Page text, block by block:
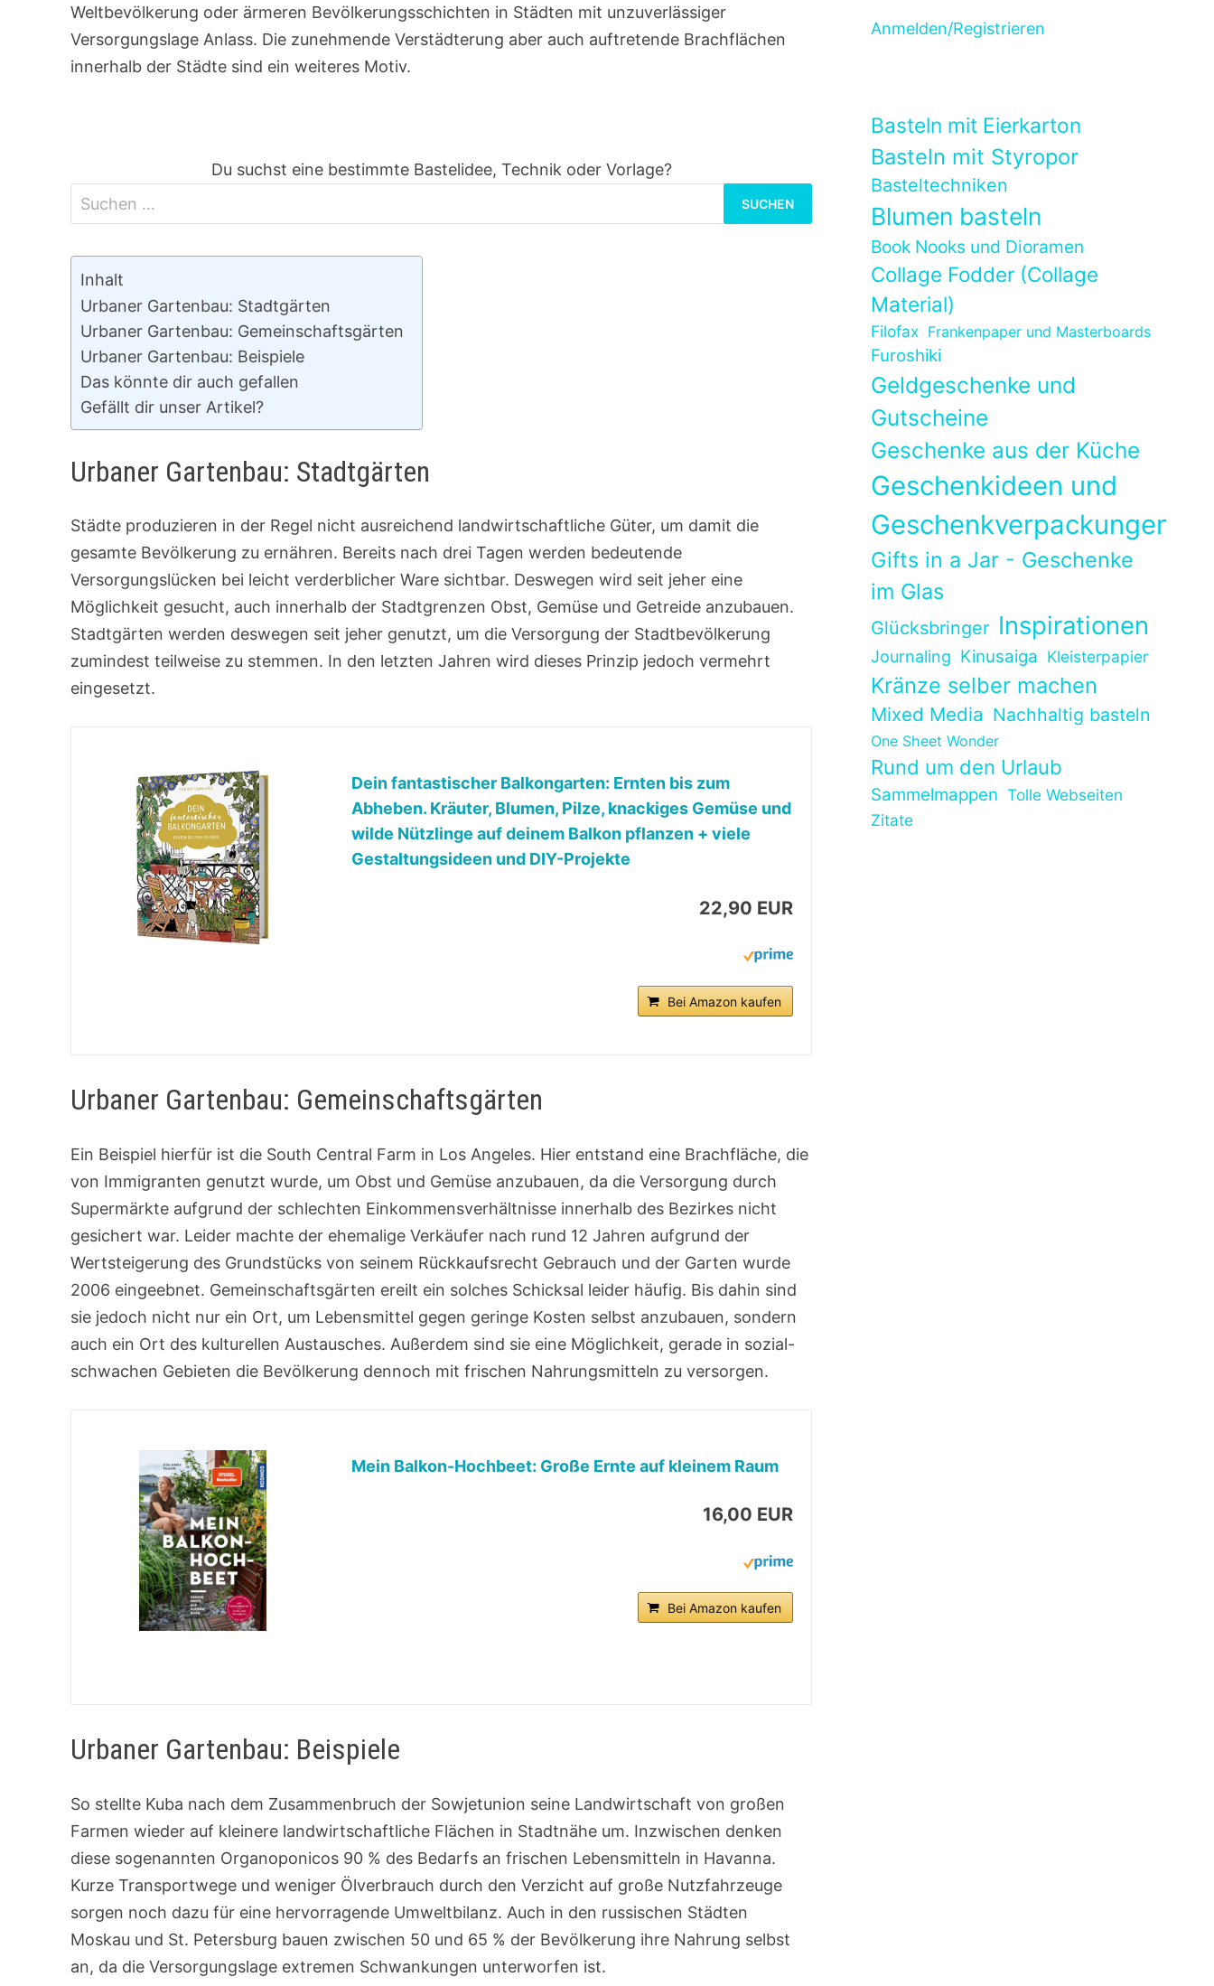
Weltbevölkerung oder ärmeren Bevölkerungsschichten in Städten mit unzuverlässiger
Versorgungslage Anlass. Die zunehmende Verstädterung aber auch auftretende Brachflächen
innerhalb der Städte sind ein weiteres Motiv.
Du suchst eine bestimmte Bastelidee, Technik oder Vorlage?
u
Inhalt
Urbaner Gartenbau: Stadtgärten
Urbaner Gartenbau: Gemeinschaftsgärten
Urbaner Gartenbau: Beispiele
Das könnte dir auch gefallen
Gefällt dir unser Artikel?
Urbaner Gartenbau: Stadtgärten
Städte produzieren in der Regel nicht ausreichend landwirtschaftliche Güter, um damit die
gesamte Bevölkerung zu ernähren. Bereits nach drei Tagen werden bedeutende
Versorgungslücken bei leicht verderblicher Ware sichtbar. Deswegen wird seit jeher eine
Möglichkeit gesucht, auch innerhalb der Stadtgrenzen Obst, Gemüse und Getreide anzubauen.
Stadtgärten werden deswegen seit jeher genutzt, um die Versorgung der Stadtbevölkerung
zumindest teilweise zu stemmen. In den letzten Jahren wird dieses Prinzip jedoch vermehrt
eingesetzt.
Dein fantastischer Balkongarten: Ernten bis zum
Abheben. Kräuter, Blumen, Pilze, knackiges Gemüse und
wilde Nützlinge auf deinem Balkon pflanzen + viele
Gestaltungsideen und DIY-Projekte
22,90 EUR
Bei Amazon kaufen
Urbaner Gartenbau: Gemeinschaftsgärten
Ein Beispiel hierfür ist die South Central Farm in Los Angeles. Hier entstand eine Brachfläche, die
von Immigranten genutzt wurde, um Obst und Gemüse anzubauen, da die Versorgung durch
Supermärkte aufgrund der schlechten Einkommensverhältnisse innerhalb des Bezirkes nicht
gesichert war. Leider machte der ehemalige Verkäufer nach rund 12 Jahren aufgrund der
Wertsteigerung des Grundstücks von seinem Rückkaufsrecht Gebrauch und der Garten wurde
2006 eingeebnet. Gemeinschaftsgärten ereilt ein solches Schicksal leider häufig. Bis dahin sind
sie jedoch nicht nur ein Ort, um Lebensmittel gegen geringe Kosten selbst anzubauen, sondern
auch ein Ort des kulturellen Austausches. Außerdem sind sie eine Möglichkeit, gerade in sozial-
schwachen Gebieten die Bevölkerung dennoch mit frischen Nahrungsmitteln zu versorgen.
Mein Balkon-Hochbeet: Große Ernte auf kleinem Raum
16,00 EUR
Bei Amazon kaufen
Urbaner Gartenbau: Beispiele
So stellte Kuba nach dem Zusammenbruch der Sowjetunion seine Landwirtschaft von großen
Farmen wieder auf kleinere landwirtschaftliche Flächen in Stadtnähe um. Inzwischen denken
diese sogenannten Organoponicos 90 % des Bedarfs an frischen Lebensmitteln in Havanna.
Kurze Transportwege und weniger Ölverbrauch durch den Verzicht auf große Nutzfahrzeuge
sorgen noch dazu für eine hervorragende Umweltbilanz. Auch in den russischen Städten
Moskau und St. Petersburg bauen zwischen 50 und 65 % der Bevölkerung ihre Nahrung selbst
an, da die Versorgungslage extremen Schwankungen unterworfen ist.
Anmelden/Registrieren
Basteln mit Eierkarton
Basteln mit Styropor
Basteltechniken
Blumen basteln
Book Nooks und Dioramen
Collage Fodder (Collage
Material)
Filofax Frankenpaper und Masterboards
Furoshiki
Geldgeschenke und
Gutscheine
Geschenke aus der Küche
Geschenkideen und
Geschenkverpackungen
Gifts in a Jar - Geschenke
im Glas
Glücksbringer Inspirationen
Journaling Kinusaiga Kleisterpapier
Kränze selber machen
Mixed Media Nachhaltig basteln
One Sheet Wonder
Rund um den Urlaub
Sammelmappen Tolle Webseiten
Zitate